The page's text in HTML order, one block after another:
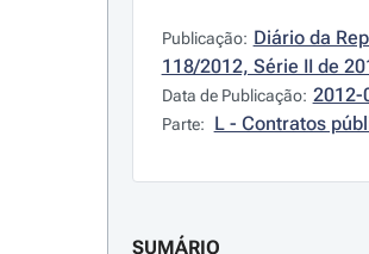
Publicação: Diário da
118/2012, Série II de
Data de Publicação: 2012-
Parte: L - Contratos
SUMÁRIO